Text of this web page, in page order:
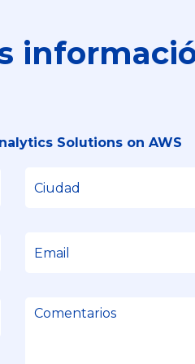
Solutions on AWS